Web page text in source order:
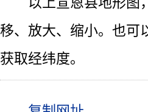
移、放大、缩小。也可
获取经纬度。